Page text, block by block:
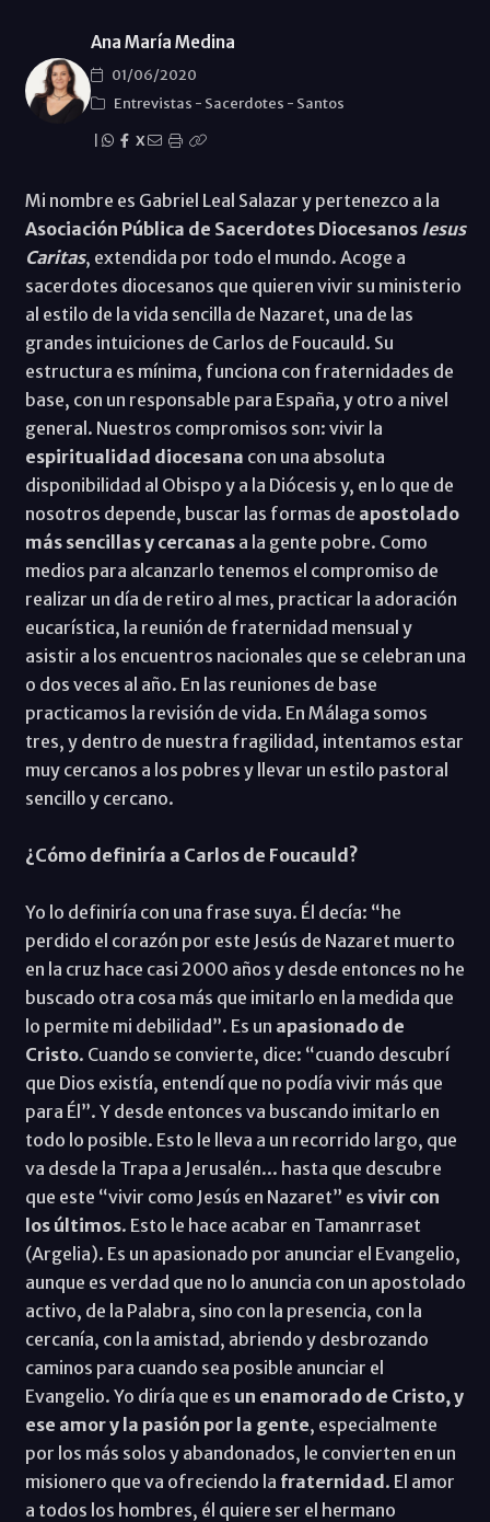
Ana María Medina
01/06/2020
Entrevistas - Sacerdotes - Santos
X
Mi nombre es Gabriel Leal Salazar y pertenezco a la
Asociación Pública de Sacerdotes Diocesanos Iesus
Caritas, extendida por todo el mundo. Acoge a
sacerdotes diocesanos que quieren vivir su ministerio
al estilo de la vida sencilla de Nazaret, una de las
grandes intuiciones de Carlos de Foucauld. Su
estructura es mínima, funciona con fraternidades de
base, con un responsable para España, y otro a nivel
general. Nuestros compromisos son: vivir la
espiritualidad diocesana con una absoluta
disponibilidad al Obispo y a la Diócesis y, en lo que de
nosotros depende, buscar las formas de apostolado
más sencillas y cercanasa la gente pobre. Como
medios para alcanzarlo tenemos el compromiso de
realizar un día de retiro al mes, practicar la adoración
eucarística, la reunión de fraternidad mensual y
asistir a los encuentros nacionales que se celebran una
o dos veces al año. En las reuniones de base
practicamos la revisión de vida. En Málaga somos
tres, y dentro de nuestra fragilidad, intentamos estar
muy cercanos a los pobres y llevar un estilo pastoral
sencillo y cercano.
¿Cómo definiría a Carlos de Foucauld?
Yo lo definiría con una frase suya. Él decía: “he
perdido el corazón por este Jesús de Nazaret muerto
en la cruz hace casi 2000 años y desde entonces no he
buscado otra cosa más que imitarlo en la medida que
lo permite mi debilidad”. Es un apasionado de
Cristo. Cuando se convierte, dice: “cuando descubrí
que Dios existía, entendí que no podía vivir más que
para Él”. Y desde entonces va buscando imitarlo en
todo lo posible. Esto le lleva a un recorrido largo, que
va desde la Trapa a Jerusalén... hasta que descubre
que este “vivir como Jesús en Nazaret” es vivir con
los últimos. Esto le hace acabar en Tamanrraset
(Argelia). Es un apasionado por anunciar el Evangelio,
aunque es verdad que no lo anuncia con un apostolado
activo, de la Palabra, sino con la presencia, con la
cercanía, con la amistad, abriendo y desbrozando
caminos para cuando sea posible anunciar el
Evangelio. Yo diría que es un enamorado de Cristo, y
ese amor y la pasión por la gente, especialmente
por los más solos y abandonados, le convierten en un
misionero que va ofreciendo la fraternidad. El amor
a todos los hombres, él quiere ser el hermano